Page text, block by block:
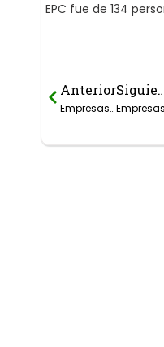
EPC fue de 134
Prev
Anterior
Empresas Públicas de Cundinamarca S.A. E.S.P. (EPC) participará este miércoles 26 de octubre a partir de las 10 a.m. en el “5 Simulacro Nacional de Respuesta a Emergencias”